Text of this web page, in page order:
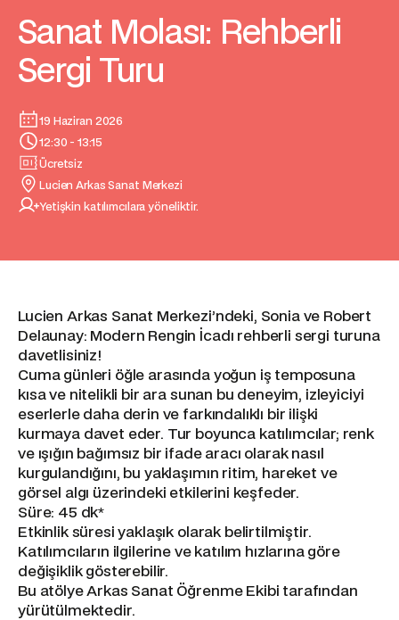
Sanat Molası: Rehberli
Sergi Turu
19 Haziran 2026
12:30 - 13:15
Ücretsiz
Lucien Arkas Sanat Merkezi
Yetişkin katılımcılara yöneliktir.
Lucien Arkas Sanat Merkezi’ndeki, Sonia ve Robert
Delaunay: Modern Rengin İcadı rehberli sergi turuna
davetlisiniz!
Cuma günleri öğle arasında yoğun iş temposuna
kısa ve nitelikli bir ara sunan bu deneyim, izleyiciyi
eserlerle daha derin ve farkındalıklı bir ilişki
kurmaya davet eder. Tur boyunca katılımcılar; renk
ve ışığın bağımsız bir ifade aracı olarak nasıl
kurgulandığını, bu yaklaşımın ritim, hareket ve
görsel algı üzerindeki etkilerini keşfeder.
Süre: 45 dk*
Etkinlik süresi yaklaşık olarak belirtilmiştir.
Katılımcıların ilgilerine ve katılım hızlarına göre
değişiklik gösterebilir.
Bu atölye Arkas Sanat Öğrenme Ekibi tarafından
yürütülmektedir.